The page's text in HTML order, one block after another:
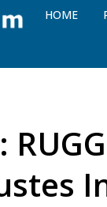
HOME